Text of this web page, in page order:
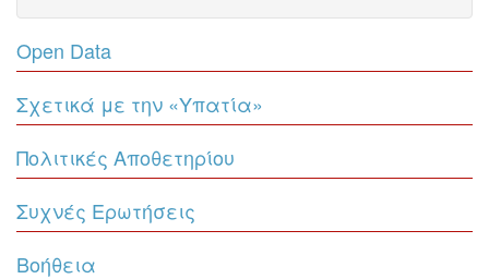
Open Data
Σχετικά με την «Υπατία»
Πολιτικές Αποθετηρίου
Συχνές Ερωτήσεις
Βοήθεια